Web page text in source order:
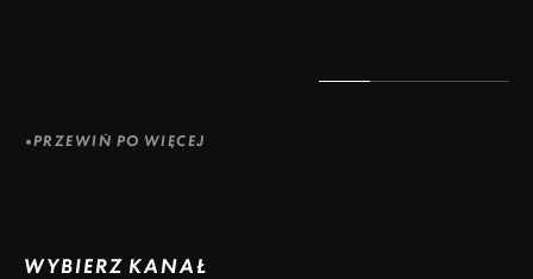
PRZEWIŃ PO WIĘCEJ
WYBIERZ KANAŁ